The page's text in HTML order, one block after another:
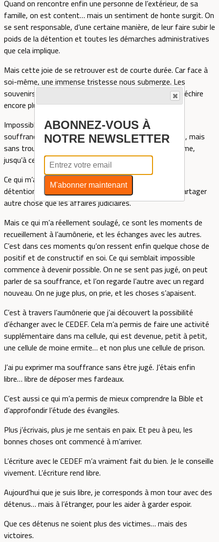
Quand on rencontre enfin une personne de l’extérieur, de sa
famille, on est content… mais un sentiment de honte surgit. On
se sent responsable, d’une certaine manière, de leur faire subir le
poids de la détention et toutes les démarches administratives
que cela implique.
Mais cette joie de se retrouver est de courte durée. Car face à
soi-même, une immense tristesse nous submerge. Les
souvenirs de la vie d’avant remontent… et le cœur se déchire
encore plus.
Impossible de parler à un autre détenu, lui aussi dans la
souffrance, qui raconte son histoire en long et en large, mais
sans trouver de solution. Cela ajoute encore à l’amertume,
jusqu’à ce qu’on touche le fond.
Ce qui m’a fait un peu de bien, ce sont les activités en
détention. On commence à oublier un peu la prison, à partager
autre chose que les affaires judiciaires.
Mais ce qui m’a réellement soulagé, ce sont les moments de
recueillement à l’aumônerie, et les échanges avec les autres.
C’est dans ces moments qu’on ressent enfin quelque chose de
positif et de constructif en soi. Ce qui semblait impossible
commence à devenir possible. On ne se sent pas jugé, on peut
parler de sa souffrance, et l’on regarde l’autre avec un regard
nouveau. On ne juge plus, on prie, et les choses s’apaisent.
C’est à travers l’aumônerie que j’ai découvert la possibilité
d’échanger avec le CEDEF. Cela m’a permis de faire une activité
supplémentaire dans ma cellule, qui est devenue, petit à petit,
une cellule de moine ermite… et non plus une cellule de prison.
J’ai pu exprimer ma souffrance sans être jugé. J’étais enfin
libre… libre de déposer mes fardeaux.
C’est aussi ce qui m’a permis de mieux comprendre la Bible et
d’approfondir l’étude des évangiles.
Plus j’écrivais, plus je me sentais en paix. Et peu à peu, les
bonnes choses ont commencé à m’arriver.
L’écriture avec le CEDEF m’a vraiment fait du bien. Je le conseille
vivement. L’écriture rend libre.
Aujourd’hui que je suis libre, je corresponds à mon tour avec des
détenus… mais à l’étranger, pour les aider à garder espoir.
Que ces détenus ne soient plus des victimes… mais des
victoires.
ABONNEZ-VOUS À
NOTRE NEWSLETTER
M'abonner maintenant